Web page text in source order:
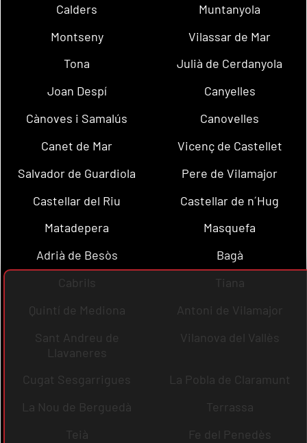
Calders
Muntanyola
Montseny
Vilassar de Mar
Tona
Julià de Cerdanyola
Joan Despí
Canyelles
Cànoves i Samalús
Canovelles
Canet de Mar
Vicenç de Castellet
Salvador de Guardiola
Pere de Vilamajor
Castellar del Riu
Castellar de n´Hug
Matadepera
Masquefa
Adrià de Besòs
Bagà
Cabrils
Tiana
Quintí de Mediona
Antoni de Vilamajor
Sant Andreu de
Llavaneres
Vilanova del Vallès
Cugat Sesgarrigues
La Pobla de Claramunt
La Nou de Berguedà
Terrassa
Teià
Fe del Penedès